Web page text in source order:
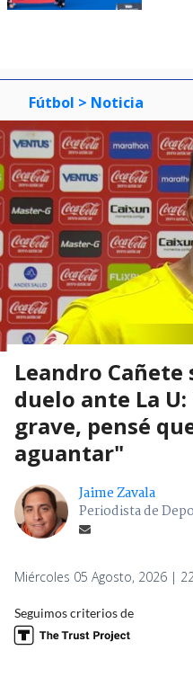
Fútbol > Noticia
Leandro
duelo ante La
grave, pensé
aguantar"
Jaime Zavala
Periodista de
Miércoles 05 Agosto, 2026 |
Seguimos criterios de